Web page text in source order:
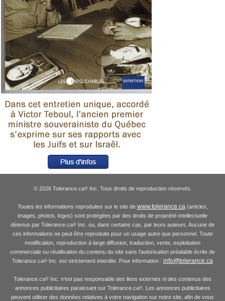
© 2026 Tolerance.ca®Inc. Tous droits de reproduction réservés.
Toutes les informations reproduites sur le site de www.tolerance.ca(articles,
images, photos, logos) sont protégées par des droits de propriété intellectuelle
détenus par Tolerance.ca® Inc. ou, dans certains cas, par leurs auteurs. Aucune de
ces informations ne peut être reproduite pour un usage autre que personnel. Toute
modification, reproduction à large diffusion, traduction, vente, exploitation
commerciale ou réutilisation du contenu du site sans l'autorisation préalable écrite de
Tolerance.ca® Inc. est strictement interdite. Pour information : info@tolerance.ca
Tolerance.ca® Inc. n'est pas responsable des liens externes ni des contenus des
annonces publicitaires paraissant sur Tolerance.ca®. Les annonces publicitaires
peuvent utiliser des données relatives à votre navigation sur notre site, afin de vous